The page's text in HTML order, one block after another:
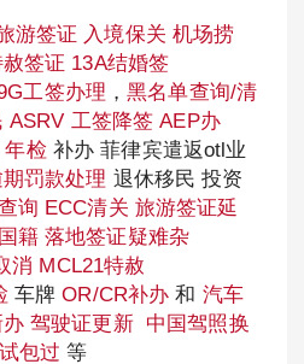
游签证 入境保关 机场捞
签证 13A结婚签
工签办理 ，黑名单查询/清
ASRV 工签降签 AEP办
年检 补办 菲律宾遣返otl业
罚款处理 退休移民 投资
询 ECC清关 旅游签证延
籍 落地签证疑难杂
消 MCL21特赦
车牌OR/CR补办 和 汽车
驾驶证更新
中国驾照换
包过 等